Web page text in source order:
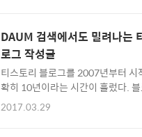
정상적인 분 3. 블로그를 시작하려
겨주신 분! No 이런 분들께 드리지
를, 네이버에서는 기업블로그를, 최
버에서 여행블로그를 운영하며 치
해왔기 때문에 실질적으로 써먹을 수
한 강의가 될 겁니다. 이번 강의는
락을 받아 특정 그룹을 대상으로 하
만 개인 혹은 소규모 그룹으로도 강
DAUM 검색에서도 밀려나는
로그 작성글
티스토리 블로그를 2007년부터 시
확히 10년이라는 시간이 흘렀다. 블
네이버 독점시대가 오기 전만 하더
2017.03.29